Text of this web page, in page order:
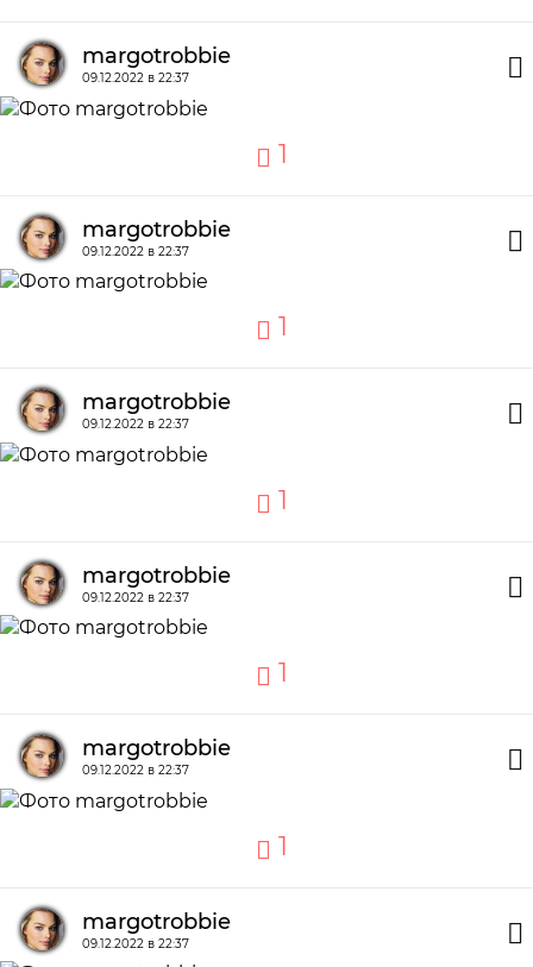
margotrobbie
09.12.2022 в 22:37
1
margotrobbie
09.12.2022 в 22:37
1
margotrobbie
09.12.2022 в 22:37
1
margotrobbie
09.12.2022 в 22:37
1
margotrobbie
09.12.2022 в 22:37
1
margotrobbie
09.12.2022 в 22:37